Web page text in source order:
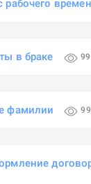
рабочего
в браке 99
фамилии 99